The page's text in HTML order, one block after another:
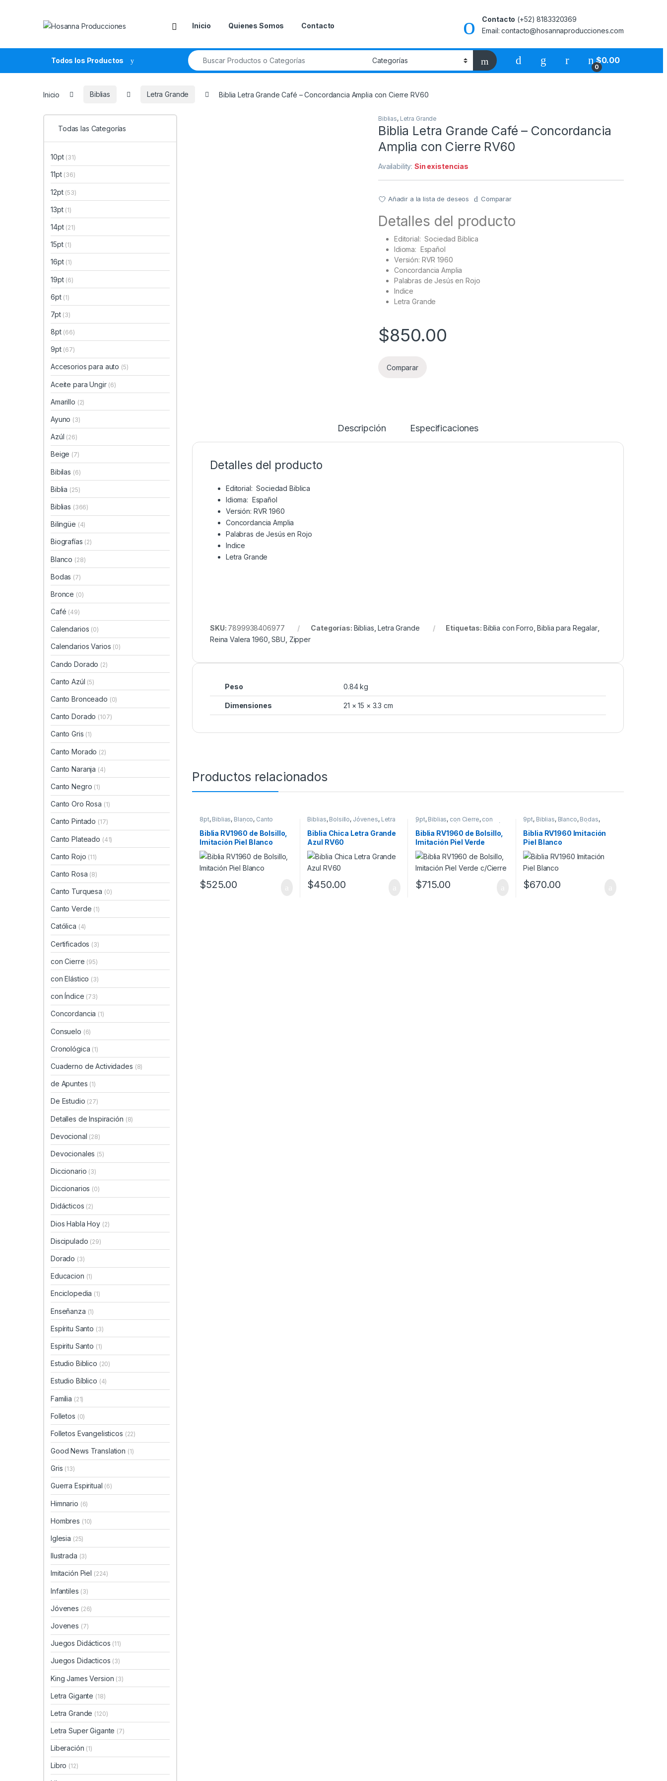
Inicio Quienes Somos Contacto
Contacto (+52) 8183320369
Email: contacto@hosannaproducciones.com
Todos los Productos
Search for:
0
$0.00
Inicio Biblias Letra Grande Biblia Letra Grande Café – Concordancia Amplia con Cierre RV60
Biblias, Letra Grande
Biblia Letra Grande Café – Concordancia
Amplia con Cierre RV60
Availability:Sin existencias
Añadir a la lista de deseos Comparar
Detalles del producto
Editorial: ‎Sociedad Biblica
Idioma: ‎ Español
Versión: RVR 1960
Concordancia Amplia
Palabras de Jesús en Rojo
Indice
Letra Grande
$850.00
Comparar
Descripción Especificaciones
Detalles del producto
Editorial: ‎Sociedad Biblica
Idioma: ‎ Español
Versión: RVR 1960
Concordancia Amplia
Palabras de Jesús en Rojo
Indice
Letra Grande
SKU: 7899938406977 Categorías: Biblias,Letra Grande Etiquetas: Biblia con Forro,Biblia para Regalar,
Reina Valera 1960,SBU, Zipper
Peso 0.84 kg
Dimensiones 21 × 15 × 3.3 cm
Productos relacionados
8pt, Biblias, Blanco, Canto
Dorado
Imitación Piel
Migración,Reina Valera 1960,
Tamaño Bolsillo
Biblia RV1960 de Bolsillo,
Imitación Piel Blanco
$525.00
Biblias, Bolsillo, Jóvenes, Letra
Biblia Chica Letra Grande
Azul RV60
$450.00
9pt, Biblias, con Cierre, con
Índice
Imitación Piel Migración
Reina Valera 1960,Tamaño
Bolsillo ,Verde
Biblia RV1960 de Bolsillo,
Imitación Piel Verde
c/Cierre
$715.00
9pt, Biblias, Blanco, Bodas,
Canto Dorado
Imitación Piel
Migración,Reina Valera 1960,
Tamaño Manual
Biblia RV1960 Imitación
Piel Blanco
$670.00
Todas las Categorías
10pt (31)
11pt (36)
12pt (53)
13pt (1)
14pt (21)
15pt (1)
16pt (1)
19pt (6)
6pt (1)
7pt (3)
8pt (66)
9pt (67)
Accesorios para auto (5)
Aceite para Ungir (6)
Amarillo (2)
Ayuno (3)
Azúl (26)
Beige (7)
Bibilas (6)
Biblia (25)
Biblias (366)
Bilingüe (4)
Biografías (2)
Blanco (28)
Bodas (7)
Bronce (0)
Café (49)
Calendarios (0)
Calendarios Varios (0)
Cando Dorado (2)
Canto Azúl (5)
Canto Bronceado (0)
Canto Dorado (107)
Canto Gris (1)
Canto Morado (2)
Canto Naranja (4)
Canto Negro (1)
Canto Oro Rosa (1)
Canto Pintado (17)
Canto Plateado (41)
Canto Rojo (11)
Canto Rosa (8)
Canto Turquesa (0)
Canto Verde (1)
Católica (4)
Certificados (3)
con Cierre (95)
con Elástico (3)
con Índice (73)
Concordancia (1)
Consuelo (6)
Cronológica (1)
Cuaderno de Actividades (8)
de Apuntes (1)
De Estudio (27)
Detalles de Inspiración (8)
Devocional (28)
Devocionales (5)
Diccionario (3)
Diccionarios (0)
Didácticos (2)
Dios Habla Hoy (2)
Discipulado (29)
Dorado (3)
Educacion (1)
Enciclopedia (1)
Enseñanza (1)
Espíritu Santo (3)
Espiritu Santo (1)
Estudio Biblico (20)
Estudio Bíblico (4)
Familia (21)
Folletos (0)
Folletos Evangelisticos (22)
Good News Translation (1)
Gris (13)
Guerra Espiritual (6)
Himnario (6)
Hombres (10)
Iglesia (25)
Ilustrada (3)
Imitación Piel (224)
Infantiles (3)
Jóvenes (26)
Jovenes (7)
Juegos Didácticos (11)
Juegos Didacticos (3)
King James Version (3)
Letra Gigante (18)
Letra Grande (120)
Letra Super Gigante (7)
Liberación (1)
Libro (12)